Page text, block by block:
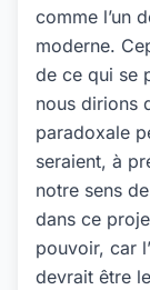
comme l’un
moderne.
de ce qui se
nous dirions
paradoxale
seraient, à
notre sens
dans ce
pouvoir, car
devrait être